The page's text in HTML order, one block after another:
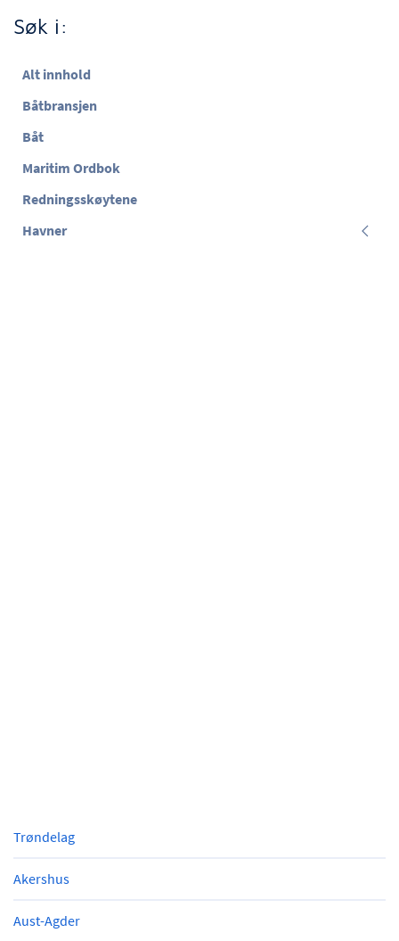
Søk i:
Alt innhold
Båtbransjen
Båt
Maritim Ordbok
Redningsskøytene
Havner
Trøndelag
Akershus
Aust-Agder